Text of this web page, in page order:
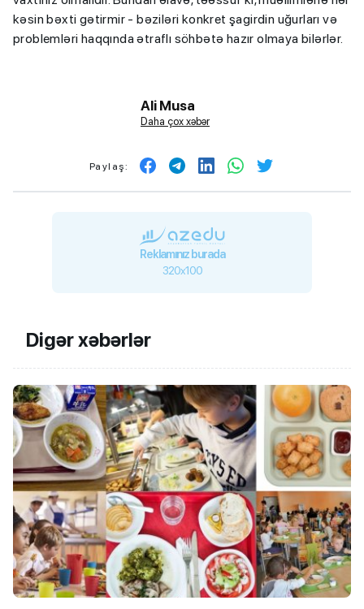
kəsin bəxti gətirmir - bəziləri konkret şagirdin uğurları və
problemləri haqqında ətraflı söhbətə hazır olmaya bilərlər.
Ali Musa
Daha çox xəbər
Paylaş:
Reklamınız burada
320x100
Digər xəbərlər